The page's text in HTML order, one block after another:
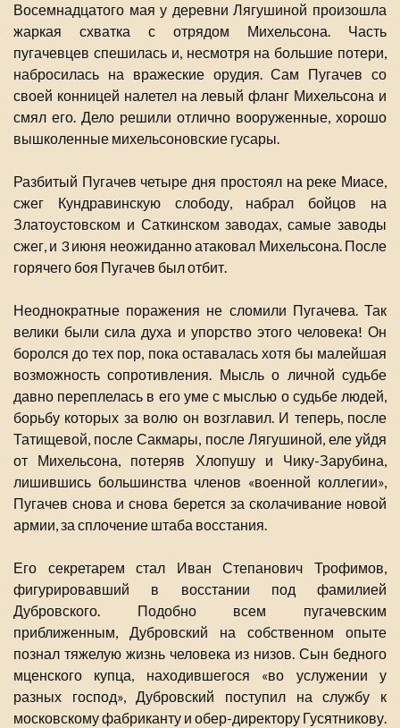
Восемнадцатого мая у деревни Лягушиной произошла
жаркая схватка с отрядом Михельсона. Часть
пугачевцев спешилась и, несмотря на большие потери,
набросилась на вражеские орудия. Сам Пугачев со
своей конницей налетел на левый фланг Михельсона и
смял его. Дело решили отлично вооруженные, хорошо
вышколенные михельсоновские гусары.
Разбитый Пугачев четыре дня простоял на реке Миасе,
сжег Кундравинскую слободу, набрал бойцов на
Златоустовском и Саткинском заводах, самые заводы
сжег, и 3 июня неожиданно атаковал Михельсона. После
горячего боя Пугачев был отбит.
Неоднократные поражения не сломили Пугачева. Так
велики были сила духа и упорство этого человека! Он
боролся до тех пор, пока оставалась хотя бы малейшая
возможность сопротивления. Мысль о личной судьбе
давно переплелась в его уме с мыслью о судьбе людей,
борьбу которых за волю он возглавил. И теперь, после
Татищевой, после Сакмары, после Лягушиной, еле уйдя
от Михельсона, потеряв Хлопушу и Чику-Зарубина,
лишившись большинства членов «военной коллегии»,
Пугачев снова и снова берется за сколачивание новой
армии, за сплочение штаба восстания.
Его секретарем стал Иван Степанович Трофимов,
фигурировавший в восстании под фамилией
Дубровского. Подобно всем пугачевским
приближенным, Дубровский на собственном опыте
познал тяжелую жизнь человека из низов. Сын бедного
мценского купца, находившегося «во услужении у
разных господ», Дубровский поступил на службу к
московскому фабриканту и обер-директору Гусятникову.